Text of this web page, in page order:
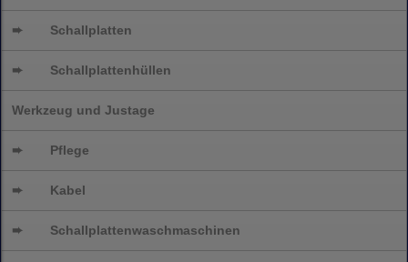
➨ Schallplatten
➨ Schallplattenhüllen
Werkzeug und Justage
➨ Pflege
➨ Kabel
➨ Schallplattenwaschmaschinen